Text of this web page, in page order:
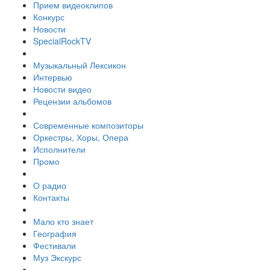
Прием видеоклипов
Конкурс
Новости
SpecialRockTV
Музыкальный Лексикон
Интервью
Новости видео
Рецензии альбомов
Современные композиторы
Оркестры, Хоры, Опера
Исполнители
Промо
О радио
Контакты
Мало кто знает
География
Фестивали
Муз Экскурс